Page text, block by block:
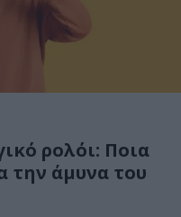
ρολόι: Ποια
την άμυνα του